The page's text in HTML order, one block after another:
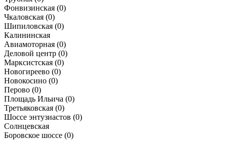
Фонвизинская (0)
Чкаловская (0)
Шипиловская (0)
Калининская
Авиамоторная (0)
Деловой центр (0)
Марксистская (0)
Новогиреево (0)
Новокосино (0)
Перово (0)
Площадь Ильича (0)
Третьяковская (0)
Шоссе энтузиастов (0)
Солнцевская
Боровское шоссе (0)